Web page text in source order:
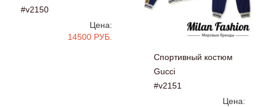
#v2150
Цена:
14500 РУБ.
Спортивный костюм
Gucci
#v2151
Цена: